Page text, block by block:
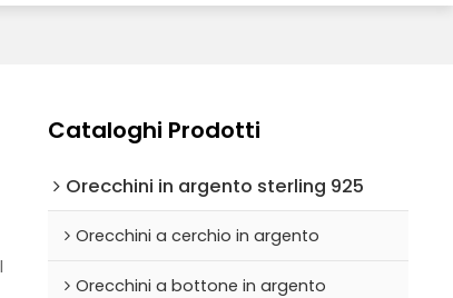
Cataloghi Prodotti
Orecchini in argento sterling 925
Orecchini a cerchio in argento
Orecchini a bottone in argento